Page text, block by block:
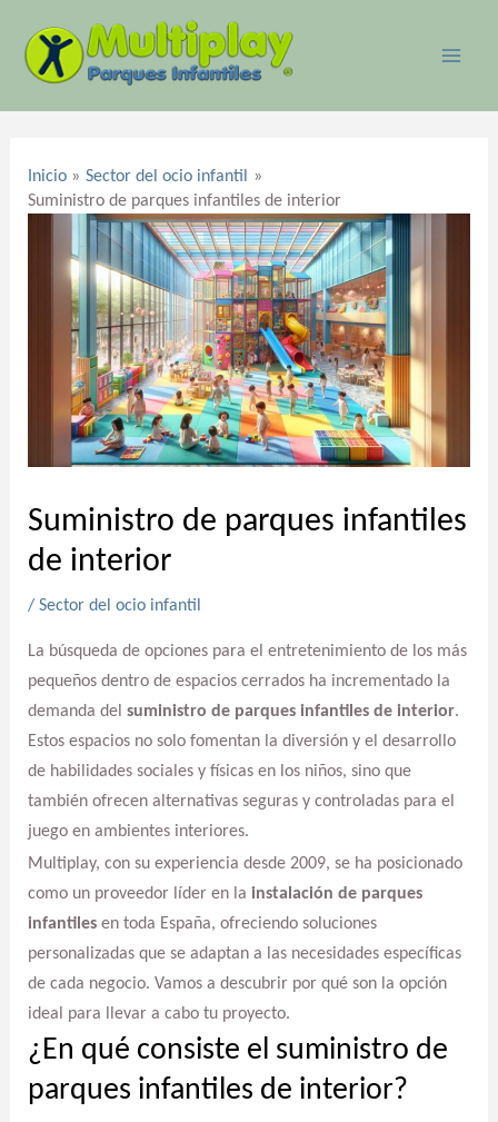
contenido
Inicio
Sector del ocio infantil
Suministro de parques infantiles de interior
Suministro de parques infantiles
de interior
/ Sector del ocio infantil
La búsqueda de opciones para el entretenimiento de los más
pequeños dentro de espacios cerrados ha incrementado la
demanda del suministro de parques infantiles de interior.
Estos espacios no solo fomentan la diversión y el desarrollo
de habilidades sociales y físicas en los niños, sino que
también ofrecen alternativas seguras y controladas para el
juego en ambientes interiores.
Multiplay, con su experiencia desde 2009, se ha posicionado
como un proveedor líder en la instalación de parques
infantilesen toda España, ofreciendo soluciones
personalizadas que se adaptan a las necesidades específicas
de cada negocio. Vamos a descubrir por qué son la opción
ideal para llevar a cabo tu proyecto.
¿En qué consiste el suministro de
parques infantiles de interior?
entradas